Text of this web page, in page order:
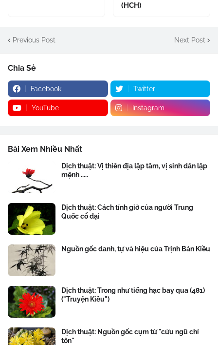
(HCH)
Previous Post Next Post
Chia Sẻ
Facebook Twitter
YouTube Instagram
Bài Xem Nhiều Nhất
Dịch thuật: Vị thiên địa lập tâm, vị sinh dân lập
mệnh .....
Dịch thuật: Cách tính giờ của người Trung
Quốc cổ đại
Nguồn gốc danh, tự và hiệu của Trịnh Bản Kiều
Dịch thuật: Trong như tiếng hạc bay qua (481)
("Truyện Kiều")
Dịch thuật: Nguồn gốc cụm từ "cửu ngũ chí
tôn"